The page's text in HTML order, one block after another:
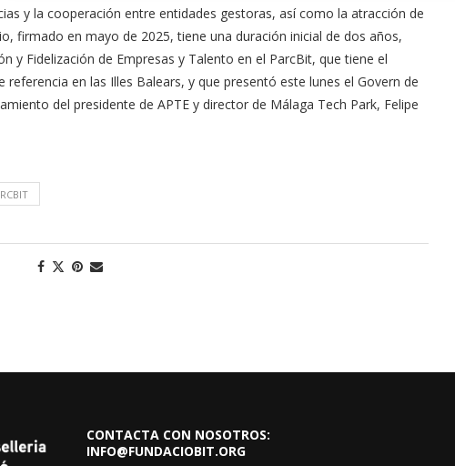
y la cooperación entre entidades gestoras, así como la atracción de
firmado en mayo de 2025, tiene una duración inicial de dos años,
y Fidelización de Empresas y Talento en el ParcBit, que tiene el
en las Illes Balears, y que presentó este lunes el Govern de
del presidente de APTE y director de Málaga Tech Park, Felipe
CONTACTA CON NOSOTROS:
INFO@FUNDACIOBIT.ORG